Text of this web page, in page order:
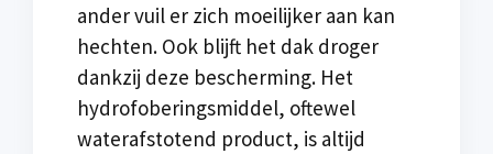
ander vuil er zich moeilijker aan kan
hechten. Ook blijft het dak droger
dankzij deze bescherming. Het
hydrofoberingsmiddel, oftewel
waterafstotend product, is altijd